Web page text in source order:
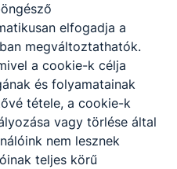
a Baranya Vármegyei
Végh Fanni, 2/10-3-as
2. helyezést ért el.
(2026 Május)
elfogadja a
megváltoztathatók.
a cookie-k célja
és folyamatainak
tétele, a cookie-k
vagy törlése által
nem lesznek
teljes körű